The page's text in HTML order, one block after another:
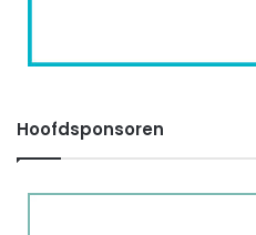
Hoofdsponsoren